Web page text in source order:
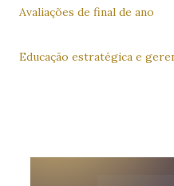
Avaliações de final de ano
Educação estratégica e